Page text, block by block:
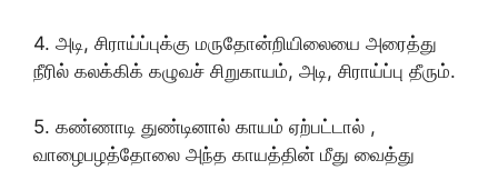
4. அடி, சிராய்ப்புக்கு மருதோன்றியிலையை அரைத்து
நீரில் கலக்கிக் கழுவச் சிறுகாயம், அடி, சிராய்ப்பு தீரும்.
5. கண்ணாடி துண்டினால் காயம் ஏற்பட்டால் ,
வாழைபழத்தோலை அந்த காயத்தின் மீது வைத்து